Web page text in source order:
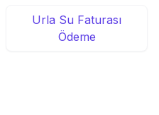
Urla Su Faturası
Ödeme